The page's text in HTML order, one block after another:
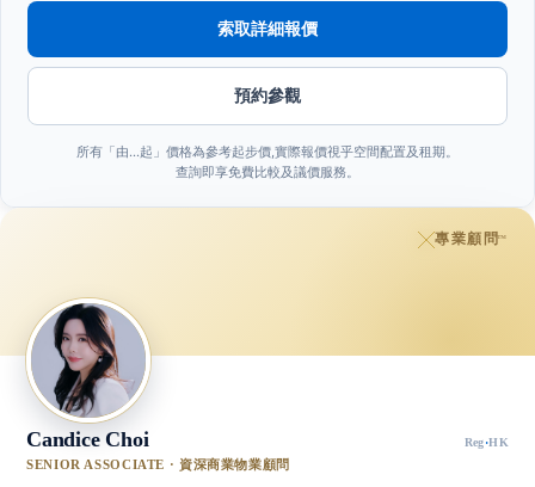
索取詳細報價
預約參觀
所有「由…起」價格為參考起步價,實際報價視乎空間配置及租期。
查詢即享免費比較及議價服務。
專業顧問™
Candice Choi Reg·HK
SENIOR ASSOCIATE · 資深商業物業顧問